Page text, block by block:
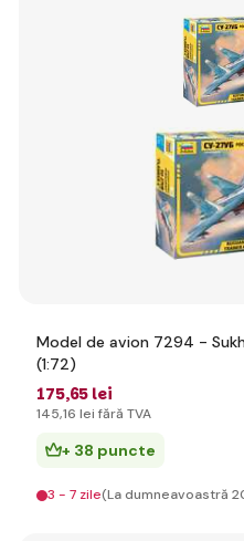
Model de avion 7294 -
(1:72)
175,65 lei
145,16 lei fără TVA
+ 38 puncte
3 - 7 zile(La dumneavoastră